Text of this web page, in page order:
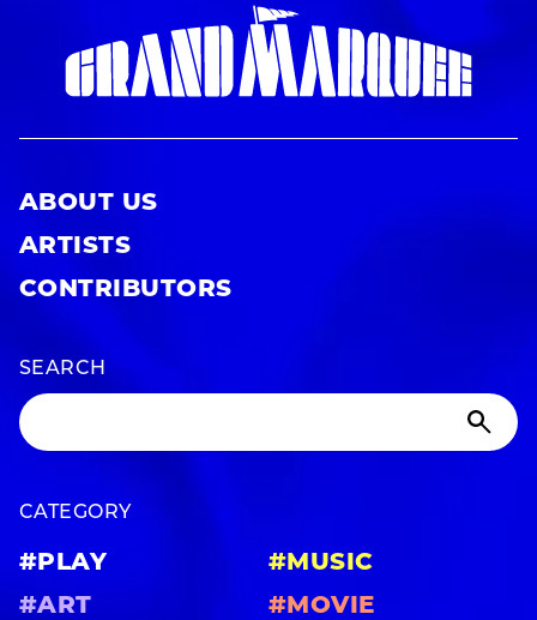
ABOUT US
ARTISTS
CONTRIBUTORS
SEARCH
CATEGORY
#PLAY
#MUSIC
#ART
#MOVIE